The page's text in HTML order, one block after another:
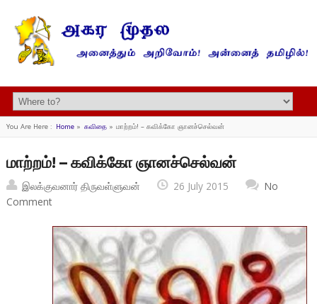
You Are Here : Home» கவிதை» மாற்றம்! – கவிக்கோ ஞானச்செல்வன்
மாற்றம்! – கவிக்கோ ஞானச்செல்வன்
இலக்குவனார் திருவள்ளுவன் 26 July 2015
No
Comment